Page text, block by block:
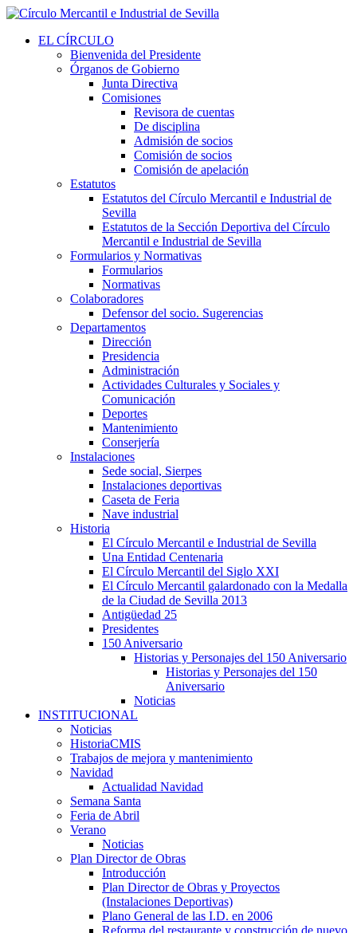
EL CÍRCULO
Bienvenida del Presidente
Órganos de Gobierno
Junta Directiva
Comisiones
Revisora de cuentas
De disciplina
Admisión de socios
Comisión de socios
Comisión de apelación
Estatutos
Estatutos del Círculo Mercantil e Industrial de
Sevilla
Estatutos de la Sección Deportiva del Círculo
Mercantil e Industrial de Sevilla
Formularios y Normativas
Formularios
Normativas
Colaboradores
Defensor del socio. Sugerencias
Departamentos
Dirección
Presidencia
Administración
Actividades Culturales y Sociales y
Comunicación
Deportes
Mantenimiento
Conserjería
Instalaciones
Sede social, Sierpes
Instalaciones deportivas
Caseta de Feria
Nave industrial
Historia
El Círculo Mercantil e Industrial de Sevilla
Una Entidad Centenaria
El Círculo Mercantil del Siglo XXI
El Círculo Mercantil galardonado con la Medalla
de la Ciudad de Sevilla 2013
Antigüedad 25
Presidentes
150 Aniversario
Historias y Personajes del 150 Aniversario
Historias y Personajes del 150
Aniversario
Noticias
INSTITUCIONAL
Noticias
HistoriaCMIS
Trabajos de mejora y mantenimiento
Navidad
Actualidad Navidad
Semana Santa
Feria de Abril
Verano
Noticias
Plan Director de Obras
Introducción
Plan Director de Obras y Proyectos
(Instalaciones Deportivas)
Plano General de las I.D. en 2006
Reforma del restaurante y construcción de nuevo